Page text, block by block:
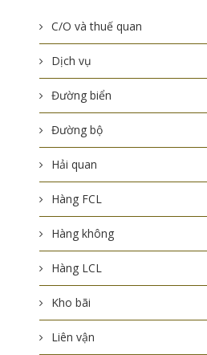
C/O và thuế quan
Dịch vụ
Đường biển
Đường bộ
Hải quan
Hàng FCL
Hàng không
Hàng LCL
Kho bãi
Liên vận